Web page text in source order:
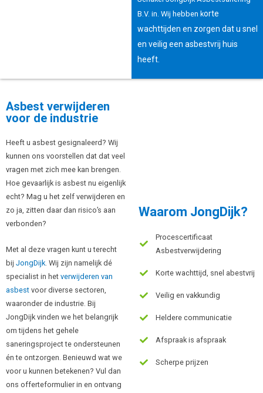
B.V. in. Wij hebben korte
wachttijden en zorgen dat u snel
en veilig een asbestvrij huis
heeft.
Asbest verwijderen
voor de industrie
Heeft u asbest gesignaleerd? Wij
kunnen ons voorstellen dat dat veel
vragen met zich mee kan brengen.
Hoe gevaarlijk is asbest nu eigenlijk
echt? Mag u het zelf verwijderen en
zo ja, zitten daar dan risico’s aan
verbonden?
Met al deze vragen kunt u terecht
bij JongDijk . Wij zijn namelijk dé
specialist in het verwijderen van
asbest voor diverse sectoren,
waaronder de industrie. Bij
JongDijk vinden we het belangrijk
om tijdens het gehele
saneringsproject te ondersteunen
én te ontzorgen. Benieuwd wat we
voor u kunnen betekenen? Vul dan
ons offerteformulier in en ontvang
Waarom JongDijk?
Procescertificaat
Asbestverwijdering
Korte wachttijd, snel abestvrij
Veilig en vakkundig
Heldere communicatie
Afspraak is afspraak
Scherpe prijzen